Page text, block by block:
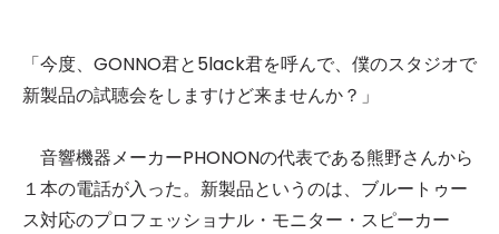
「今度、GONNO君と5lack君を呼んで、僕のスタジオで
新製品の試聴会をしますけど来ませんか？」
音響機器メーカーPHONONの代表である熊野さんから
１本の電話が入った。新製品というのは、ブルートゥー
ス対応のプロフェッショナル・モニター・スピーカー